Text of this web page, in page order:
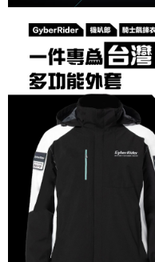
時審查核予不同之上限額度；
５．嚴禁一人註冊多個帳號或
恩沛科技股份有限公司將有權